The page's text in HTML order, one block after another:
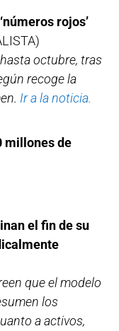
rojos’
octubre, tras
recoge la
Ir a la noticia.
millones de
el fin de su
que el modelo
los
a activos,